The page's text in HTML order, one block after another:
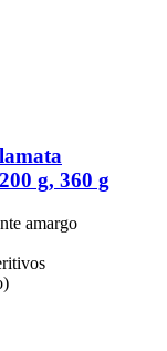
g, 360 g
amargo